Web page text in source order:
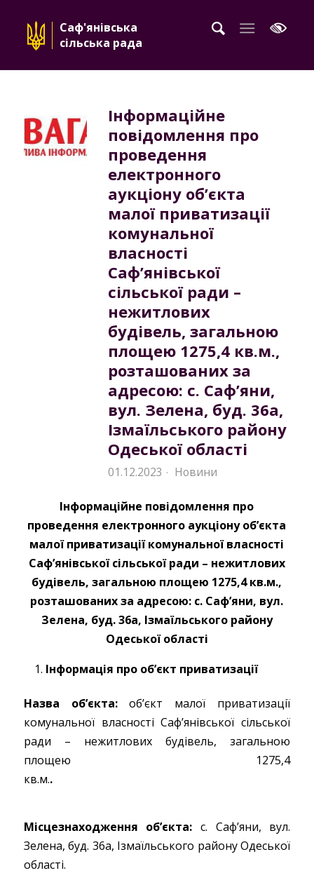
Саф'янівська
сільська рада
Інформаційне
повідомлення про
проведення
електронного
аукціону об’єкта
малої приватизації
комунальної
власності
Саф’янівської
сільської ради –
нежитлових
будівель, загальною
площею 1275,4 кв.м.,
розташованих за
адресою: с. Саф’яни,
вул. Зелена, буд. 36а,
Ізмаїльського району
Одеської області
01.12.2023 · Новини
Інформаційне повідомлення про
проведення електронного аукціону об’єкта
малої приватизації комунальної власності
Саф’янівської сільської ради – нежитлових
будівель, загальною площею 1275,4 кв.м.,
розташованих за адресою: с. Саф’яни, вул.
Зелена, буд. 36а, Ізмаїльського району
Одеської області
Інформація про об’єкт приватизації
Назва об’єкта:об’єкт малої приватизації
комунальної власності Саф’янівської сільської
ради – нежитлових будівель, загальною
площею 1275,4
кв.м.
Місцезнаходження об’єкта: с. Саф’яни, вул.
Зелена, буд. 36а, Ізмаїльського району Одеської
області.